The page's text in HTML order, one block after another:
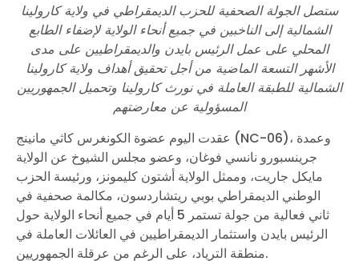
ستصل الجولة الصحفية للحزب الديمقراطي في ولاية كارولينا
الشمالية إلى الناخبين في جميع أنحاء الولاية لإضفاء الطابع
المحلي على عمل الرئيس بايدن والديمقراطيين على مدى
الأشهر التسعة الماضية من أجل تحقيق أهداف ولاية كارولينا
الشماليةللطبقة العاملة في نورث كارولينا وتحميل الجمهوريين
المسؤولية عن معارضتهم
عقدت اليوم عضوة الكونغرس كاثي مانينج (NC-06)، وعمدة
جرينسبورو نانسي فوغان، وعضو مجلس الشيوخ عن الولاية
مايكل جاريت، وممثل الولاية أشتون كليمونز، ورئيسة الحزب
الوطني الديمقراطي بوبي ريتشاردسون، مكالمة صحفية في
ثاني فعالية من جولة تستمر 5 أيام في جميع أنحاء الولاية حول
الرئيس بايدن واستثمار الديمقراطيين في العائلات العاملة في
منطقة الترياد، على الرغم من عرقلة الجمهوريين.